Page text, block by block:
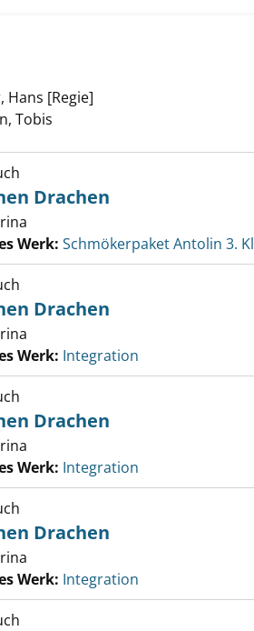
Leben anzeigen
Hans [Regie]
Tobis
Drachen
Werk: Schmökerpaket Antolin 3.
Drachen
Werk: Integration
Drachen
Werk: Integration
Drachen
Werk: Integration